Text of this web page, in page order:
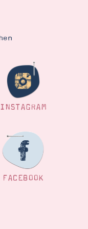
INSTAGRAM
FACEBOOK